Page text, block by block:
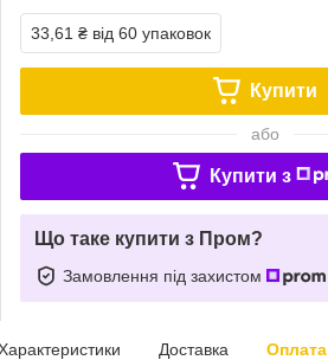
33,61 ₴ від 60 упаковок
Купити
або
Купити з
Що таке купити з Пром?
Замовлення під захистом
Доставка Оплата